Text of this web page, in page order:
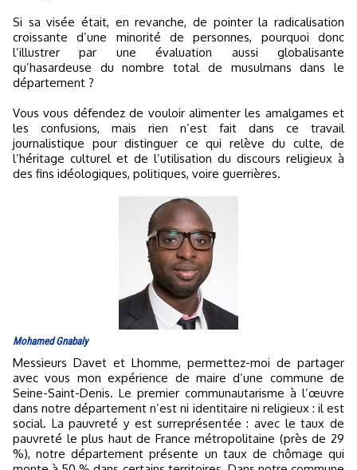
Si sa visée était, en revanche, de pointer la radicalisation
croissante d’une minorité de personnes, pourquoi donc
l’illustrer par une évaluation aussi globalisante
qu’hasardeuse du nombre total de musulmans dans le
département ?
Vous vous défendez de vouloir alimenter les amalgames et
les confusions, mais rien n’est fait dans ce travail
journalistique pour distinguer ce qui relève du culte, de
l’héritage culturel et de l’utilisation du discours religieux à
des fins idéologiques, politiques, voire guerrières.
Mohamed Gnabaly
Messieurs Davet et Lhomme, permettez-moi de partager
avec vous mon expérience de maire d’une commune de
Seine-Saint-Denis. Le premier communautarisme à l’œuvre
dans notre département n’est ni identitaire ni religieux : il est
social. La pauvreté y est surreprésentée : avec le taux de
pauvreté le plus haut de France métropolitaine (près de 29
%), notre département présente un taux de chômage qui